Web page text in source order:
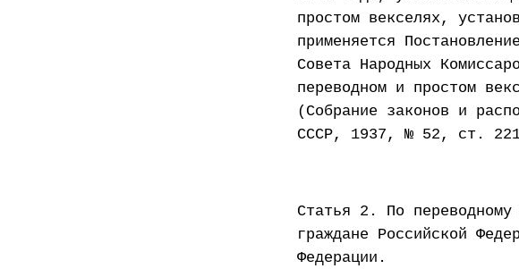
простом векселях,
применяется
Совета Народных
переводном и простом
(Собрание законов и
СССР, 1937, № 52, ст.
Статья 2. По переводному
граждане Российской
Федерации.